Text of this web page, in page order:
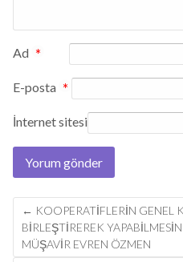
Ad *
E-posta *
İnternet sitesi
Post
navigation
← KOOPERATIFLERIN GENEL
BIRLEŞTIREREK
MÜŞAVİR EVREN ÖZMEN